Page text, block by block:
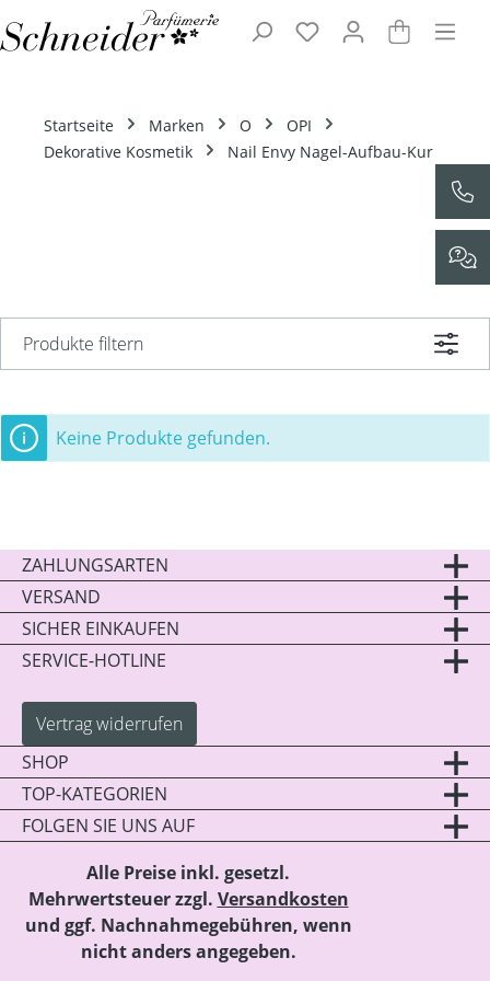
Zum Hauptinhalt springen
Startseite Marken O
OPI
Dekorative Kosmetik
Nail Envy Nagel-Aufbau-Kur
Produkte filtern
Keine Produkte gefunden.
ZAHLUNGSARTEN
VERSAND
SICHER EINKAUFEN
SERVICE-HOTLINE
Vertrag widerrufen
SHOP
TOP-KATEGORIEN
FOLGEN SIE UNS AUF
Alle Preise inkl. gesetzl.
Mehrwertsteuer zzgl. Versandkosten
und ggf. Nachnahmegebühren, wenn
nicht anders angegeben.